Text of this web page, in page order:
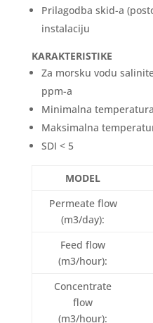
Prilagodba skid-a
instalaciju
KARAKTERISTIKE
Za morsku vodu
ppm-a
Minimalna
Maksimalna
SDI < 5
MODEL
Permeate flow
(m3/day):
Feed flow
(m3/hour):
Concentrate
flow
(m3/hour):